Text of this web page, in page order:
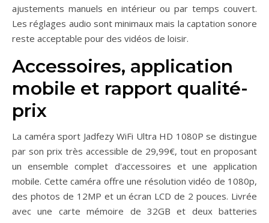
ajustements manuels en intérieur ou par temps couvert.
Les réglages audio sont minimaux mais la captation sonore
reste acceptable pour des vidéos de loisir.
Accessoires, application
mobile et rapport qualité-
prix
La caméra sport Jadfezy WiFi Ultra HD 1080P se distingue
par son prix très accessible de 29,99€, tout en proposant
un ensemble complet d'accessoires et une application
mobile. Cette caméra offre une résolution vidéo de 1080p,
des photos de 12MP et un écran LCD de 2 pouces. Livrée
avec une carte mémoire de 32GB et deux batteries